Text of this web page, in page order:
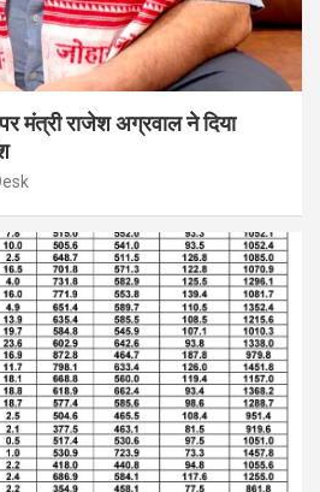
मंत्री राजेश अग्रवाल ने दिया